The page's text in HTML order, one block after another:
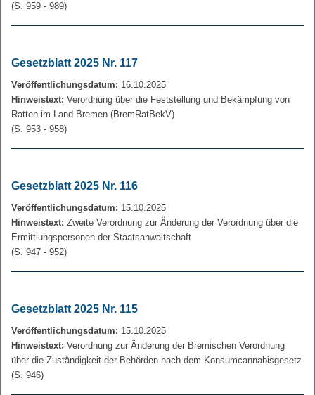
(S. 959 - 989)
Gesetzblatt 2025 Nr. 117
Veröffentlichungsdatum: 16.10.2025
Hinweistext: Verordnung über die Feststellung und Bekämpfung von
Ratten im Land Bremen (BremRatBekV)
(S. 953 - 958)
Gesetzblatt 2025 Nr. 116
Veröffentlichungsdatum: 15.10.2025
Hinweistext: Zweite Verordnung zur Änderung der Verordnung über die
Ermittlungspersonen der Staatsanwaltschaft
(S. 947 - 952)
Gesetzblatt 2025 Nr. 115
Veröffentlichungsdatum: 15.10.2025
Hinweistext: Verordnung zur Änderung der Bremischen Verordnung
über die Zuständigkeit der Behörden nach dem Konsumcannabisgesetz
(S. 946)